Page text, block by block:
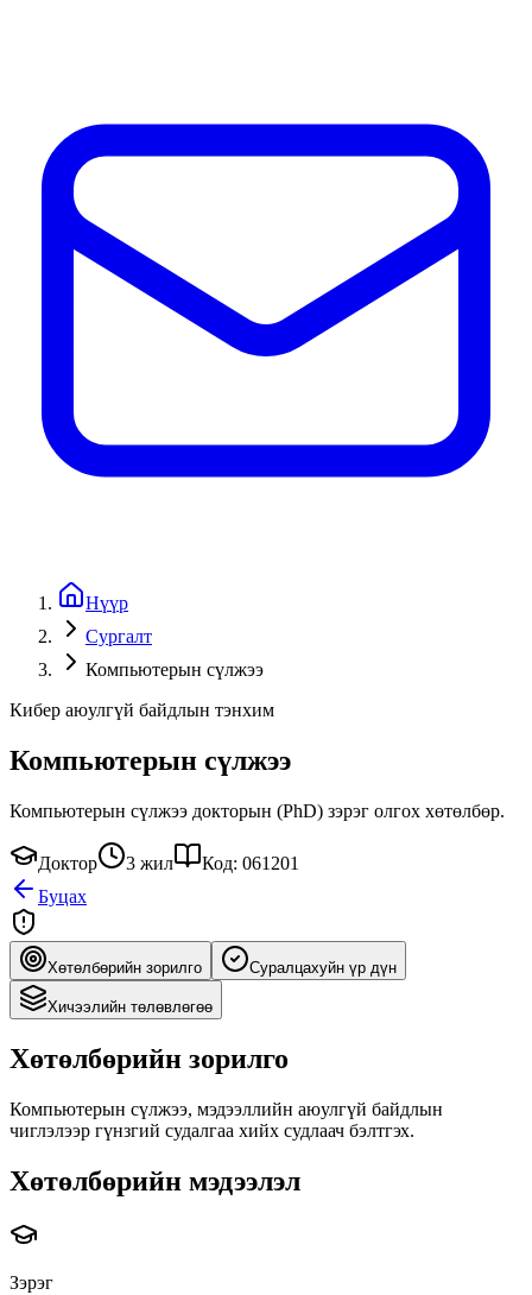
Нүүр
Сургалт
Компьютерын сүлжээ
Кибер аюулгүй байдлын тэнхим
Компьютерын сүлжээ
Компьютерын сүлжээ докторын (PhD) зэрэг олгох хөтөлбөр.
Доктор 3 жил
Код: 061201
Буцах
Хөтөлбөрийн зорилго Суралцахуйн үр дүн
Хичээлийн төлөвлөгөө
Хөтөлбөрийн зорилго
Компьютерын сүлжээ, мэдээллийн аюулгүй байдлын
чиглэлээр гүнзгий судалгаа хийх судлаач бэлтгэх.
Хөтөлбөрийн мэдээлэл
Зэрэг